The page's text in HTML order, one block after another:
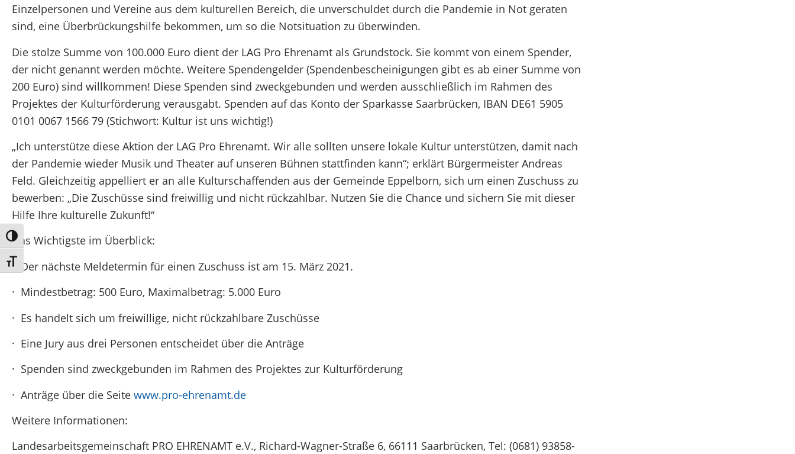
Umschalten auf hohe Kontraste
Schrift vergrößern
Einzelpersonen und Vereine aus dem kulturellen Bereich, die unverschuldet durch die Pandemie in Not geraten
sind, eine Überbrückungshilfe bekommen, um so die Notsituation zu überwinden.
Die stolze Summe von 100.000 Euro dient der LAG Pro Ehrenamt als Grundstock. Sie kommt von einem Spender,
der nicht genannt werden möchte. Weitere Spendengelder (Spendenbescheinigungen gibt es ab einer Summe von
200 Euro) sind willkommen! Diese Spenden sind zweckgebunden und werden ausschließlich im Rahmen des
Projektes der Kulturförderung verausgabt. Spenden auf das Konto der Sparkasse Saarbrücken, IBAN DE61 5905
0101 0067 1566 79 (Stichwort: Kultur ist uns wichtig!)
„Ich unterstütze diese Aktion der LAG Pro Ehrenamt. Wir alle sollten unsere lokale Kultur unterstützen, damit nach
der Pandemie wieder Musik und Theater auf unseren Bühnen stattfinden kann“; erklärt Bürgermeister Andreas
Feld. Gleichzeitig appelliert er an alle Kulturschaffenden aus der Gemeinde Eppelborn, sich um einen Zuschuss zu
bewerben: „Die Zuschüsse sind freiwillig und nicht rückzahlbar. Nutzen Sie die Chance und sichern Sie mit dieser
Hilfe Ihre kulturelle Zukunft!“
Das Wichtigste im Überblick:
· Der nächste Meldetermin für einen Zuschuss ist am 15. März 2021.
· Mindestbetrag: 500 Euro, Maximalbetrag: 5.000 Euro
· Es handelt sich um freiwillige, nicht rückzahlbare Zuschüsse
· Eine Jury aus drei Personen entscheidet über die Anträge
· Spenden sind zweckgebunden im Rahmen des Projektes zur Kulturförderung
· Anträge über die Seite www.pro-ehrenamt.de
Weitere Informationen:
Landesarbeitsgemeinschaft PRO EHRENAMT e.V., Richard-Wagner-Straße 6, 66111 Saarbrücken, Tel: (0681) 93858-